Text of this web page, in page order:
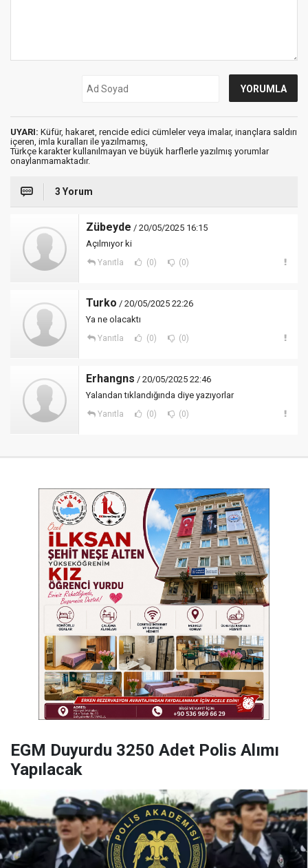
UYARI: Küfür, hakaret, rencide edici cümleler veya imalar, inançlara saldırı
içeren, imla kuralları ile yazılmamış,
Türkçe karakter kullanılmayan ve büyük harflerle yazılmış yorumlar
onaylanmamaktadır.
3 Yorum
Zübeyde / 20/05/2025 16:15
Açılmıyor ki
Yanıtla (0) (0)
Turko / 20/05/2025 22:26
Ya ne olacaktı
Yanıtla (0) (0)
Erhangns / 20/05/2025 22:46
Yalandan tıklandığında diye yazıyorlar
Yanıtla (0) (0)
EGM Duyurdu 3250 Adet Polis Alımı
Yapılacak